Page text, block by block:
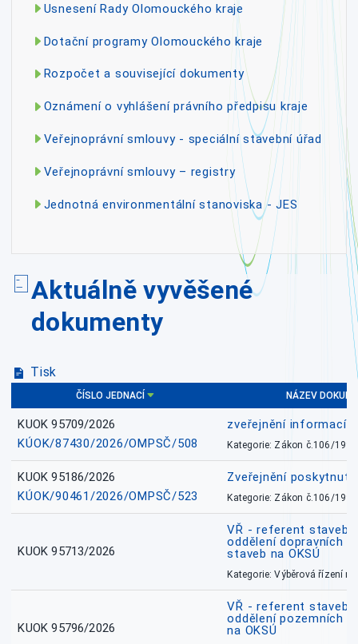
Usnesení Rady Olomouckého kraje
Dotační programy Olomouckého kraje
Rozpočet a související dokumenty
Oznámení o vyhlášení právního předpisu kraje
Veřejnoprávní smlouvy - speciální stavební úřad
Veřejnoprávní smlouvy – registry
Jednotná environmentální stanoviska - JES
Aktuálně vyvěšené
dokumenty
Tisk
ČÍSLO JEDNACÍ NÁZEV
KUOK 95709/2026
KÚOK/87430/2026/OMPSČ/508
zveřejnění informací
Kategorie: Zákon č.106/1999
KUOK 95186/2026
KÚOK/90461/2026/OMPSČ/523
Zveřejnění
Kategorie: Zákon č.106/1999
KUOK 95713/2026
VŘ - referent
oddělení dopravních
staveb na OKSÚ
Kategorie: Výběrová řízení
KUOK 95796/2026
VŘ - referent
oddělení pozemních
na OKSÚ